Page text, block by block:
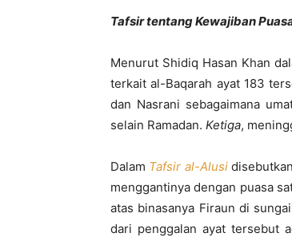
Tafsir tentang Kewajiban
Menurut Shidiq Hasan Khan
terkait al-Baqarah ayat 183
dan Nasrani sebagaimana
selain Ramadan. Ketiga,
Dalam Tafsir al-Alusi
menggantinya dengan puasa
atas binasanya Firaun di
dari penggalan ayat tersebut